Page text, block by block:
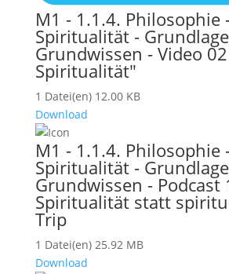
M1 - 1.1.4. Philosophie
Spiritualität -
Grundwissen - Video
Spiritualität"
1 Datei(en) 12.00 KB
Download
M1 - 1.1.4. Philosophie
Spiritualität -
Grundwissen - Podcast
Spiritualität statt
Trip
1 Datei(en) 25.92 MB
Download